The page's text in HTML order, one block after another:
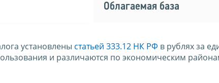
Облагаемая база
установлены статьей 333.12 НК РФ в рублях за
и различаются по экономическим